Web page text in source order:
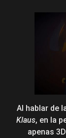
Al hablar de
Klaus, en la
apenas